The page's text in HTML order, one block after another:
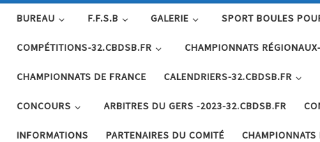
BUREAU F.F.S.B GALERIE SPORT BOULES
COMPÉTITIONS-32.CBDSB.FR CHAMPIONNATS
CHAMPIONNATS DE FRANCE CALENDRIERS-32.CBDSB.FR
CONCOURS ARBITRES DU GERS -2023-32.CBDSB.FR
INFORMATIONS PARTENAIRES DU COMITÉ CHAMPIONNATS